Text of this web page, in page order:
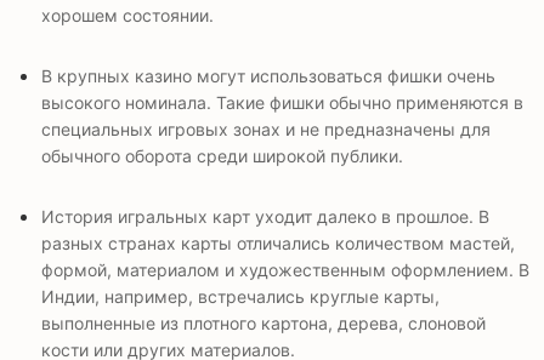
хорошем состоянии.
В крупных казино могут использоваться фишки очень
высокого номинала. Такие фишки обычно применяются в
специальных игровых зонах и не предназначены для
обычного оборота среди широкой публики.
История игральных карт уходит далеко в прошлое. В
разных странах карты отличались количеством мастей,
формой, материалом и художественным оформлением. В
Индии, например, встречались круглые карты,
выполненные из плотного картона, дерева, слоновой
кости или других материалов.